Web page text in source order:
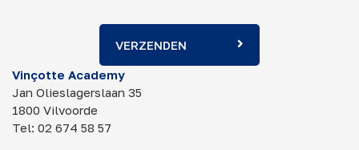
VERZENDEN
Vinçotte Academy
Jan Olieslagerslaan 35
1800 Vilvoorde
Tel: 02 674 58 57